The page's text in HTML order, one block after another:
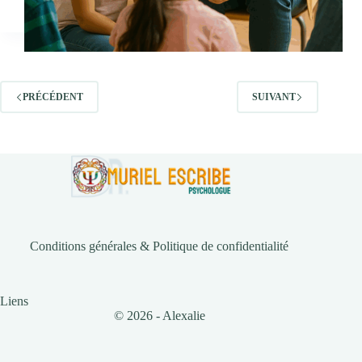
PRÉCÉDENT SUIVANT
Conditions générales & Politique de confidentialité
Liens
© 2026 - Alexalie